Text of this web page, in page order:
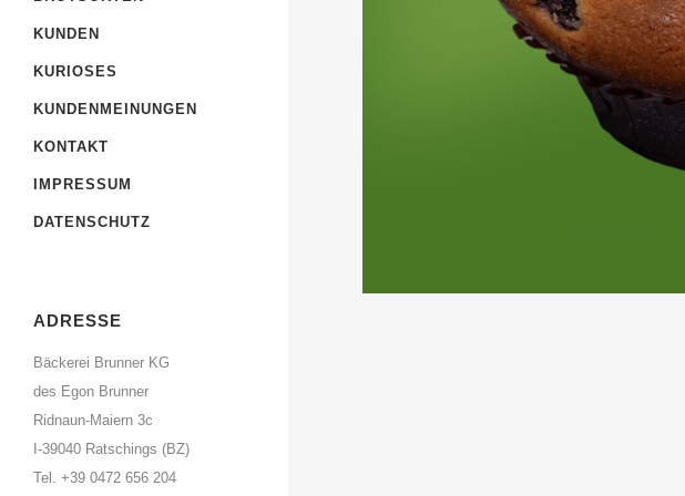
KUNDEN
KURIOSES
KUNDENMEINUNGEN
KONTAKT
IMPRESSUM
DATENSCHUTZ
ADRESSE
Bäckerei Brunner KG
des Egon Brunner
Ridnaun-Maiern 3c
I-39040 Ratschings (BZ)
Tel. +39 0472 656 204